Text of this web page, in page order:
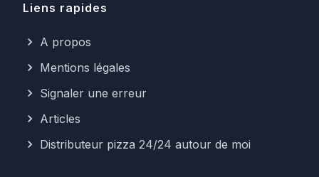
Liens rapides
A propos
Mentions légales
Signaler une erreur
Articles
Distributeur pizza 24/24 autour de moi